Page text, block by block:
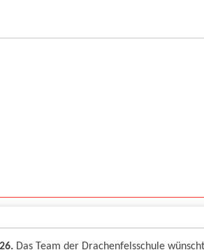
Das Team der Drachenfelsschule